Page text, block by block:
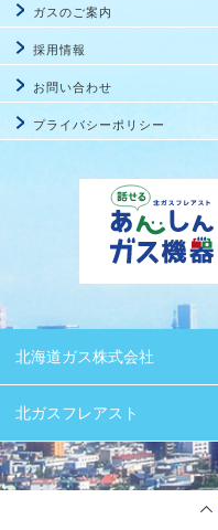
ガスのご案内
採用情報
お問い合わせ
プライバシーポリシー
北海道ガス株式会社
北ガスフレアスト